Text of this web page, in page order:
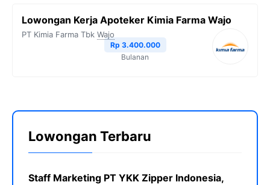
Lowongan Kerja Apoteker Kimia Farma Wajo
PT Kimia Farma Tbk Wajo
Rp 3.400.000
Bulanan
Lowongan Terbaru
Staff Marketing PT YKK Zipper Indonesia,